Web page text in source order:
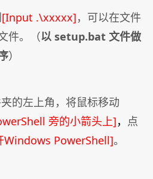
[Input .\xxxxx]，可以在文件
件。（以 setup.bat 文件做
）
的左上角，将鼠标移动
旁的小箭头上]， 点
PowerShell]。